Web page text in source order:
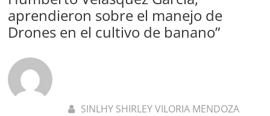
aprendieron sobre el manejo de
Drones en el cultivo de banano”
SINLHY SHIRLEY VILORIA MENDOZA